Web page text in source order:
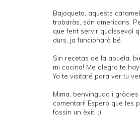
Bajoqueta, aquests
trobaràs, són americans.
que fent servir qualssevol
durs, ja funcionarà bé.
Sin recetas de la abuela,
mi cocina! Me alegro te
Ya te visitaré para ver tu
Mima, benvinguda i gràcies
comentari! Espero que les
fossin un èxit! ;)